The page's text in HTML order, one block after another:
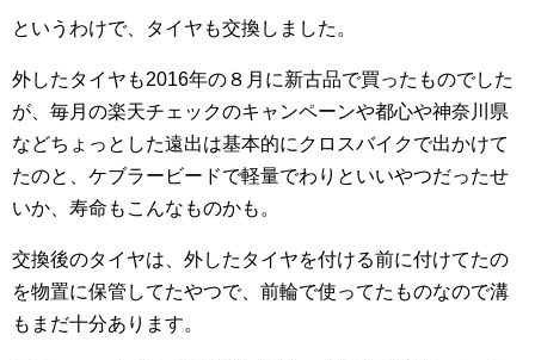
というわけで、タイヤも交換しました。
外したタイヤも2016年の８月に新古品で買ったものでした
が、毎月の楽天チェックのキャンペーンや都心や神奈川県
などちょっとした遠出は基本的にクロスバイクで出かけて
たのと、ケブラービードで軽量でわりといいやつだったせ
いか、寿命もこんなものかも。
交換後のタイヤは、外したタイヤを付ける前に付けてたの
を物置に保管してたやつで、前輪で使ってたものなので溝
もまだ十分あります。